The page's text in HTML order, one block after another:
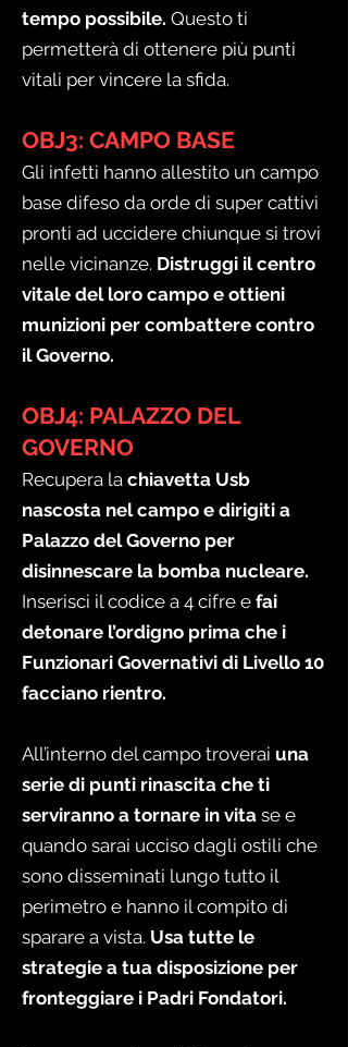
tempo possibile. Questo ti
permetterà di ottenere più punti
vitali per vincere la sfida.
OBJ3: CAMPO BASE
Gli infetti hanno allestito un campo
base difeso da orde di super cattivi
pronti ad uccidere chiunque si trovi
nelle vicinanze. Distruggi il centro
vitale del loro campo e ottieni
munizioni per combattere contro
il Governo.
OBJ4: PALAZZO DEL
GOVERNO
Recupera la chiavetta Usb
nascosta nel campo e dirigiti a
Palazzo del Governo per
disinnescare la bomba nucleare.
Inserisci il codice a 4 cifre e fai
detonare l’ordigno prima che i
Funzionari Governativi di Livello 10
facciano rientro.
All’interno del campo troverai una
serie di punti rinascita che ti
serviranno a tornare in vita se e
quando sarai ucciso dagli ostili che
sono disseminati lungo tutto il
perimetro e hanno il compito di
sparare a vista. Usa tutte le
strategie a tua disposizione per
fronteggiare i Padri Fondatori.